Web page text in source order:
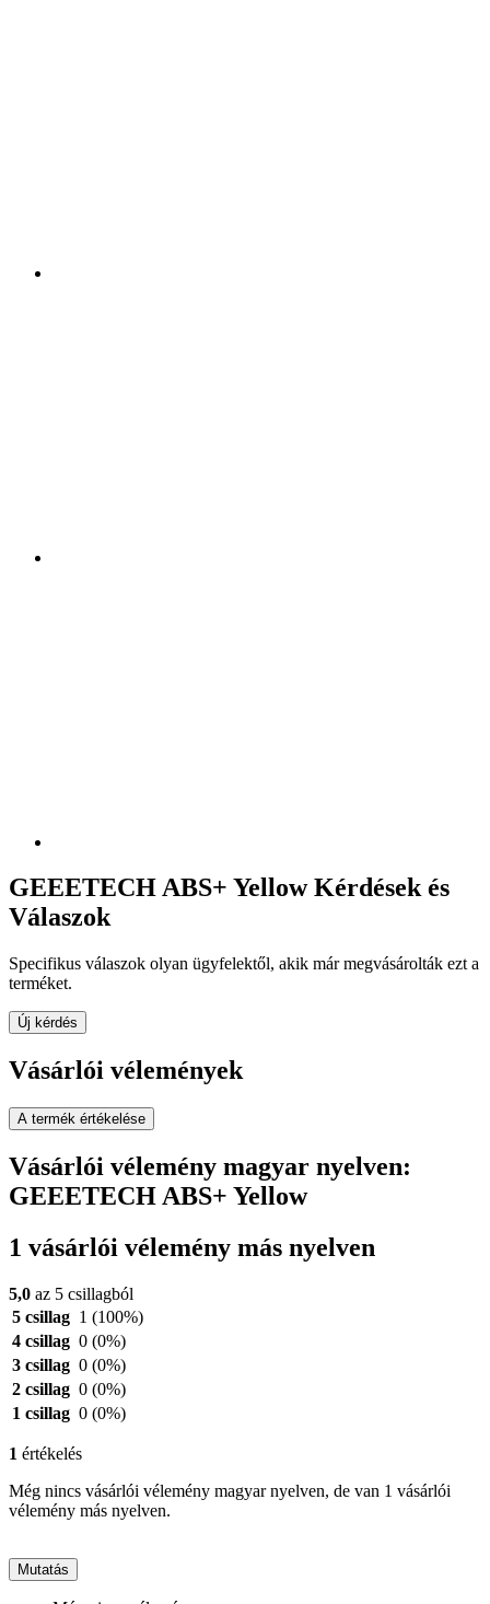
GEEETECH ABS+ Yellow Kérdések és
Válaszok
Specifikus válaszok olyan ügyfelektől, akik már megvásárolták ezt a
terméket.
Új kérdés
Vásárlói vélemények
A termék értékelése
Vásárlói vélemény magyar nyelven:
GEEETECH ABS+ Yellow
1 vásárlói vélemény más nyelven
5,0 az 5 csillagból
5 csillag 1 (100%)
4 csillag 0 (0%)
3 csillag 0 (0%)
2 csillag 0 (0%)
1 csillag 0 (0%)
1 értékelés
Még nincs vásárlói vélemény magyar nyelven, de van 1 vásárlói
vélemény más nyelven.
Mutatás